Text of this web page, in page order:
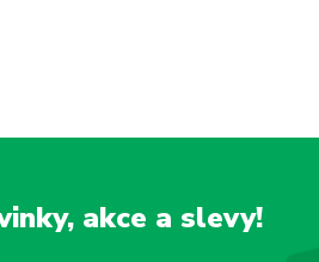
akce a slevy!